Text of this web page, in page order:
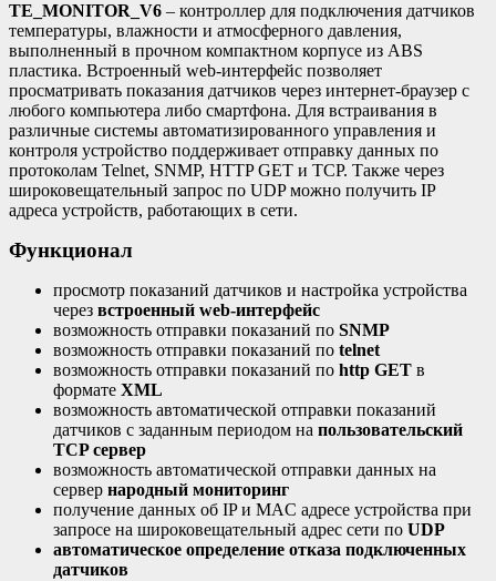
TE_MONITOR_V6 – контроллер для подключения датчиков
температуры, влажности и атмосферного давления,
выполненный в прочном компактном корпусе из ABS
пластика. Встроенный web-интерфейс позволяет
просматривать показания датчиков через интернет-браузер с
любого компьютера либо смартфона. Для встраивания в
различные системы автоматизированного управления и
контроля устройство поддерживает отправку данных по
протоколам Telnet, SNMP, HTTP GET и TCP. Также через
широковещательный запрос по UDP можно получить IP
адреса устройств, работающих в сети.
Функционал
просмотр показаний датчиков и настройка устройства
через встроенный web-интерфейс
возможность отправки показаний по SNMP
возможность отправки показаний по telnet
возможность отправки показаний по http GET в
формате XML
возможность автоматической отправки показаний
датчиков с заданным периодом на пользовательский
TCP сервер
возможность автоматической отправки данных на
сервер народный мониторинг
получение данных об IP и MAC адресе устройства при
запросе на широковещательный адрес сети по UDP
автоматическое определение отказа подключенных
датчиков